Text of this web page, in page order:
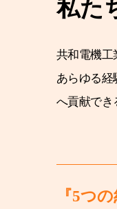
私た
共和電機工
あらゆる
へ貢献でき
『5つの